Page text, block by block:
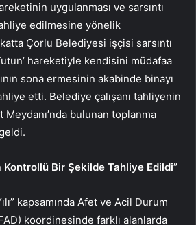
uygulanması ve sarsıntı
edilmesine yönelik
Çorlu Belediyesi işçisi sarsıntı
hareketiyle kendisini müdafaa
sona ermesinin akabinde binayı
etti. Belediye çalışanı tahliyenin
bulunan toplanma
Kontrollü Bir Şekilde Tahliye Edildi”
kapsamında Afet ve Acil Durum
koordinesinde farklı alanlarda